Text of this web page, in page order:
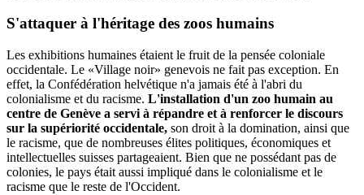
S'attaquer à l'héritage des zoos humains
Les exhibitions humaines étaient le fruit de la pensée coloniale
occidentale. Le «Village noir» genevois ne fait pas exception. En
effet, la Confédération helvétique n'a jamais été à l'abri du
colonialisme et du racisme. L'installation d'un zoo humain au
centre de Genève a servi à répandre et à renforcer le discours
sur la supériorité occidentale, son droit à la domination, ainsi que
le racisme, que de nombreuses élites politiques, économiques et
intellectuelles suisses partageaient. Bien que ne possédant pas de
colonies, le pays était aussi impliqué dans le colonialisme et le
racisme que le reste de l'Occident.